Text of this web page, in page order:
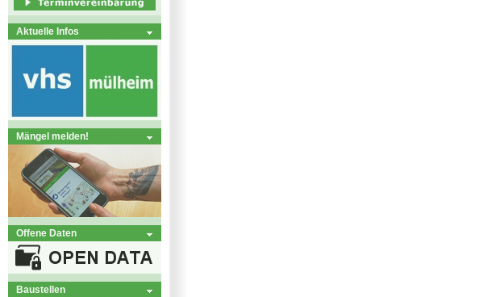
Aktuelle Infos
Mängel melden!
Offene Daten
Baustellen